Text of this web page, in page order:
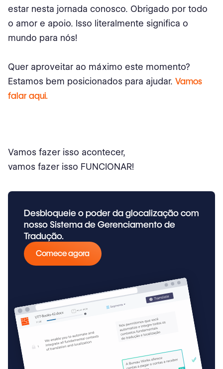
estar nesta jornada conosco. Obrigado por todo
o amor e apoio. Isso literalmente significa o
mundo para nós!
Quer aproveitar ao máximo este momento?
Estamos bem posicionados para ajudar. Vamos
falar aqui.
Vamos fazer isso acontecer,
vamos fazer isso FUNCIONAR!
Desbloqueie o poder da glocalização com
nosso Sistema de Gerenciamento de
Tradução.
Comece agora